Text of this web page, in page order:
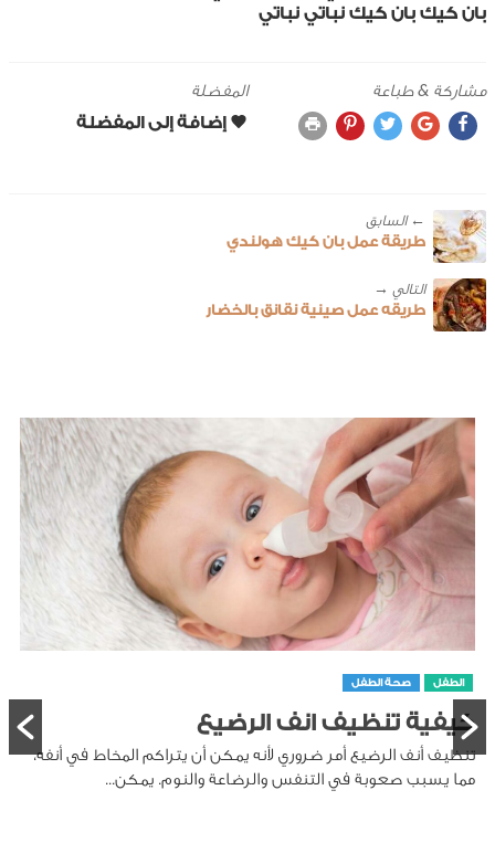
بان كيك بان كيك نباتي نباتي
مشاركة & طباعة المفضلة
← ‎السابق
طريقة عمل بان كيك هولندي
طريقه عمل صينية نقانق بالخضار
الطفل صحة الطفل
كيفية تنظيف انف الرضيع
تنظيف أنف الرضيع أمر ضروري لأنه يمكن أن يتراكم المخاط في أنفه،
مما يسبب صعوبة في التنفس والرضاعة والنوم. يمكن...